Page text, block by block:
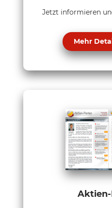
Jetzt informieren
Mehr